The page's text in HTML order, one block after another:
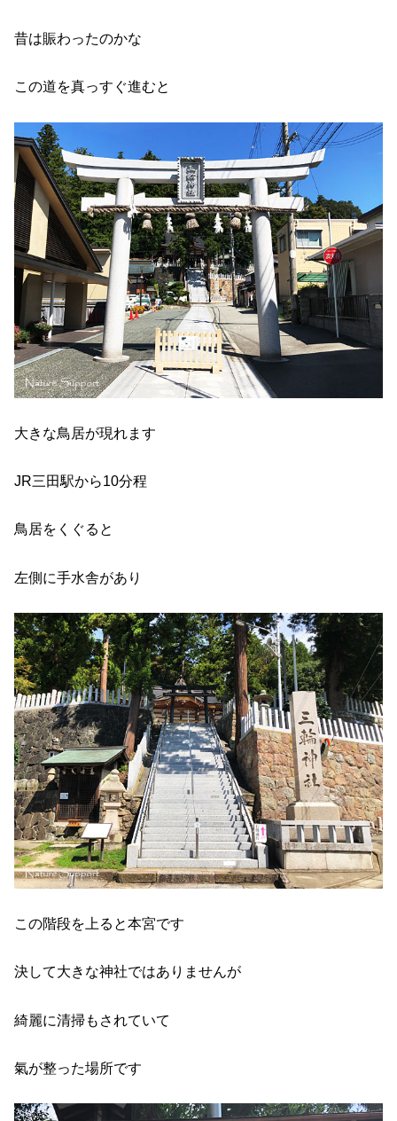
昔は賑わったのかな
この道を真っすぐ進むと
大きな鳥居が現れます
JR三田駅から10分程
鳥居をくぐると
左側に手水舎があり
この階段を上ると本宮です
決して大きな神社ではありませんが
綺麗に清掃もされていて
氣が整った場所です